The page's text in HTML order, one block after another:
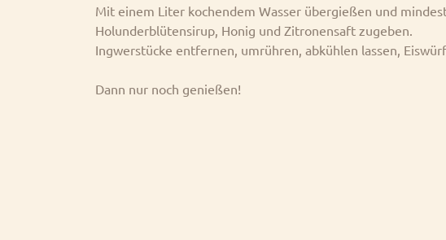
Mit einem Liter kochendem Wasser übergießen und
Holunderblütensirup, Honig und Zitronensaft zugeben.
Ingwerstücke entfernen, umrühren, abkühlen lassen,
Dann nur noch genießen!